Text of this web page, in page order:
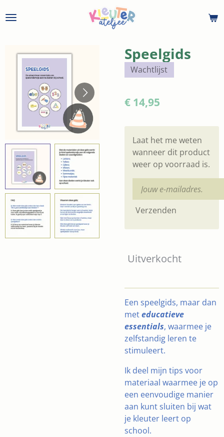
direct
hoofdinhoud
Speelgids
Wachtlijst
€ 14,95
Laat het me weten
wanneer dit product
weer op voorraad is.
Verzenden
Uitverkocht
Een speelgids, maar dan
meteducatieve
essentials, waarmee je
zelfstandig leren te
stimuleert.
Ik deel mijn tips voor
materiaal waarmee je op
een eenvoudige manier
aan kunt sluiten bij wat
je kleuter leert op
school.